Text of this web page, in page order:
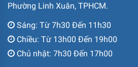
Phường Linh Xuân, TPHCM.
Sáng: Từ 7h30 Đến 11h30
Chiều: Từ 13h00 Đến 19h00
Chủ nhật: 7h30 Đến 17h00